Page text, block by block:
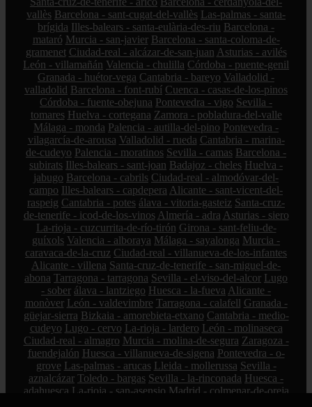
vallès Barcelona - sant-cugat-del-vallès Las-palmas - santa-
brígida Illes-balears - santa-eulària-des-riu Barcelona -
mataró Murcia - san-javier Barcelona - santa-coloma-de-
gramenet Ciudad-real - alcázar-de-san-juan Asturias - avilés
León - villamañán Valencia - chulilla Córdoba - puente-genil
Granada - huétor-vega Cantabria - bareyo Valladolid -
valladolid Barcelona - font-rubí Cuenca - casas-de-los-pinos
Córdoba - fuente-obejuna Pontevedra - vigo Sevilla -
tomares Huelva - cortegana Zamora - pobladura-del-valle
Málaga - monda Palencia - autilla-del-pino Pontevedra -
vilagarcía-de-arousa Valladolid - rueda Cantabria - marina-
de-cudeyo Palencia - moratinos Sevilla - camas Barcelona -
subirats Illes-balears - sant-joan Badajoz - cheles Huelva -
jabugo Barcelona - cabrils Ciudad-real - almodóvar-del-
campo Illes-balears - capdepera Alicante - sant-vicent-del-
raspeig Cantabria - potes álava - vitoria-gasteiz Santa-cruz-
de-tenerife - icod-de-los-vinos Almería - adra Asturias - siero
La-rioja - cuzcurrita-de-río-tirón Girona - sant-feliu-de-
guíxols Valencia - alboraya Málaga - sayalonga Murcia -
caravaca-de-la-cruz Ciudad-real - villanueva-de-los-infantes
Alicante - villena Santa-cruz-de-tenerife - san-miguel-de-
abona Tarragona - tarragona Sevilla - el-viso-del-alcor Lugo
- sober álava - lantziego Huesca - la-fueva Alicante -
monòver León - valdevimbre Tarragona - calafell Granada -
güejar-sierra Bizkaia - amorebieta-etxano Cantabria - medio-
cudeyo Lugo - cervo La-rioja - lardero León - molinaseca
Ciudad-real - almagro Murcia - molina-de-segura Zaragoza -
fuendejalón Huesca - villanueva-de-sigena Pontevedra - o-
grove Las-palmas - arucas Lleida - mollerussa Sevilla -
aznalcázar Toledo - bargas Sevilla - la-rinconada Huesca -
adahuesca La-rioja - san-asensio Madrid - colmenar-de-oreja